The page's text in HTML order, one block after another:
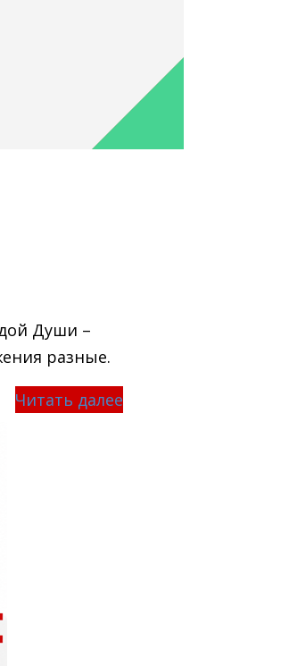
Души –
разные.
Читать далее